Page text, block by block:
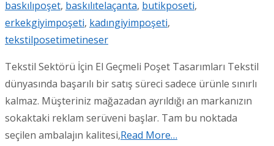
baskılıpoşet, baskılıtelaçanta, butikposeti,
erkekgiyimpoşeti, kadıngiyimpoşeti,
tekstilposetimetineser
Tekstil Sektörü İçin El Geçmeli Poşet Tasarımları Tekstil
dünyasında başarılı bir satış süreci sadece ürünle sınırlı
kalmaz. Müşteriniz mağazadan ayrıldığı an markanızın
sokaktaki reklam serüveni başlar. Tam bu noktada
seçilen ambalajın kalitesi,Read More…